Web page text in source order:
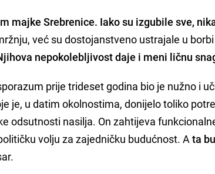
majke Srebrenice. Iako su izgubile sve,
već su dostojanstveno ustrajale u
nepokolebljivost daje i meni ličnu
prije trideset godina bio je nužno i
je, u datim okolnostima, donijelo toliko
odsutnosti nasilja. On zahtijeva
volju za zajedničku budućnost. Ata